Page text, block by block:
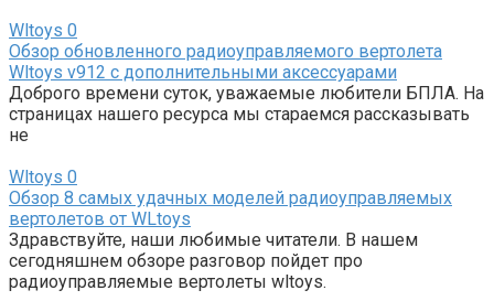
Wltoys 0
Обзор обновленного радиоуправляемого вертолета
Wltoys v912 с дополнительными аксессуарами
Доброго времени суток, уважаемые любители БПЛА. На
страницах нашего ресурса мы стараемся рассказывать
не
Wltoys 0
Обзор 8 самых удачных моделей радиоуправляемых
вертолетов от WLtoys
Здравствуйте, наши любимые читатели. В нашем
сегодняшнем обзоре разговор пойдет про
радиоуправляемые вертолеты wltoys.